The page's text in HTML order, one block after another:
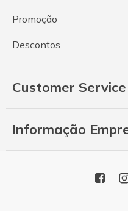
Promoção
Descontos
Customer Service
Informação